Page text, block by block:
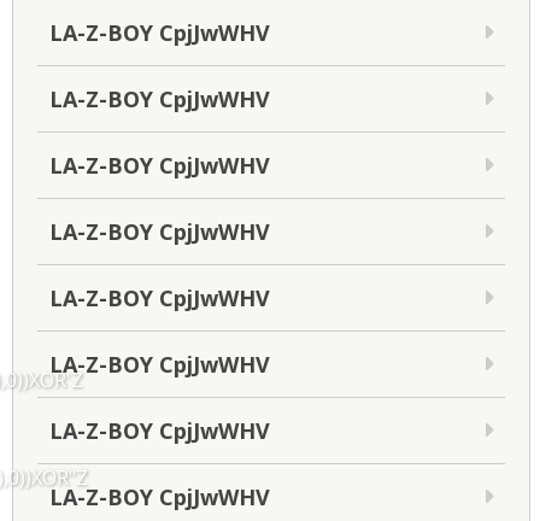
LA-Z-BOY CpjJwWHV
LA-Z-BOY CpjJwWHV
LA-Z-BOY CpjJwWHV
LA-Z-BOY CpjJwWHV
LA-Z-BOY CpjJwWHV
LA-Z-BOY CpjJwWHV
LA-Z-BOY CpjJwWHV
LA-Z-BOY CpjJwWHV